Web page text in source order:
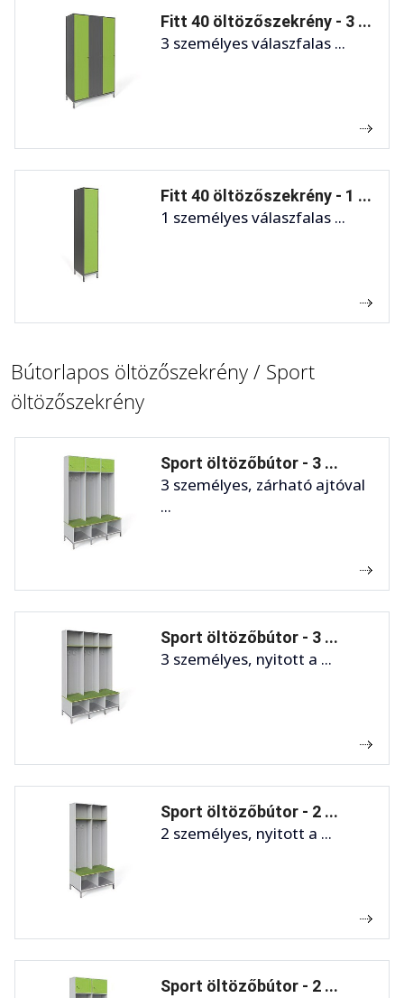
Fitt 40 öltözőszekrény - 3 ...
3 személyes válaszfalas ...
Fitt 40 öltözőszekrény - 1 ...
1 személyes válaszfalas ...
Bútorlapos öltözőszekrény / Sport
öltözőszekrény
Sport öltözőbútor - 3 ...
3 személyes, zárható ajtóval
...
Sport öltözőbútor - 3 ...
3 személyes, nyitott a ...
Sport öltözőbútor - 2 ...
2 személyes, nyitott a ...
Sport öltözőbútor - 2 ...